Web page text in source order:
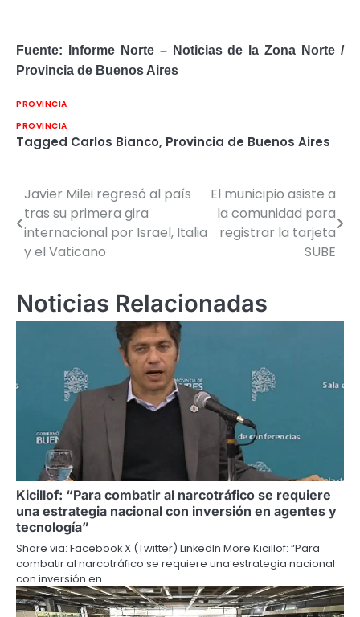
Fuente: Informe Norte – Noticias de la Zona Norte /
Provincia de Buenos Aires
PROVINCIA
PROVINCIA
Tagged Carlos Bianco, Provincia de Buenos Aires
Navegación
de
entradas
Javier Milei regresó al país
tras su primera gira
internacional por Israel, Italia
y el Vaticano
El municipio asiste a
la comunidad para
registrar la tarjeta
SUBE
Noticias Relacionadas
Kicillof: “Para combatir al narcotráfico se requiere
una estrategia nacional con inversión en agentes y
tecnología”
Share via: Facebook X (Twitter) LinkedIn More Kicillof: “Para
combatir al narcotráfico se requiere una estrategia nacional
con inversión en…